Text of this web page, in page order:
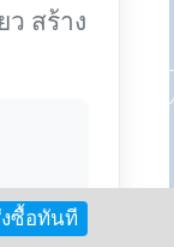
ว สร้าง
ซื้อทันที